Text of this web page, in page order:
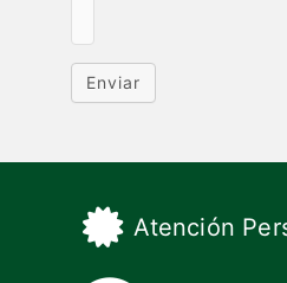
Enviar
Atención